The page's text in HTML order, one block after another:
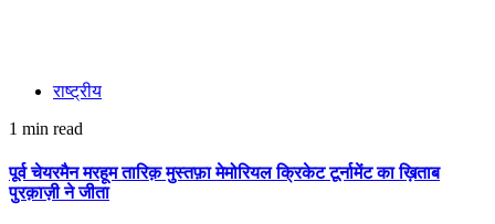
राष्ट्रीय
1 min read
पूर्व चेयरमैन मरहूम तारिक़ मुस्तफ़ा मेमोरियल क्रिकेट टूर्नामेंट का ख़िताब
पुरक़ाज़ी ने जीता